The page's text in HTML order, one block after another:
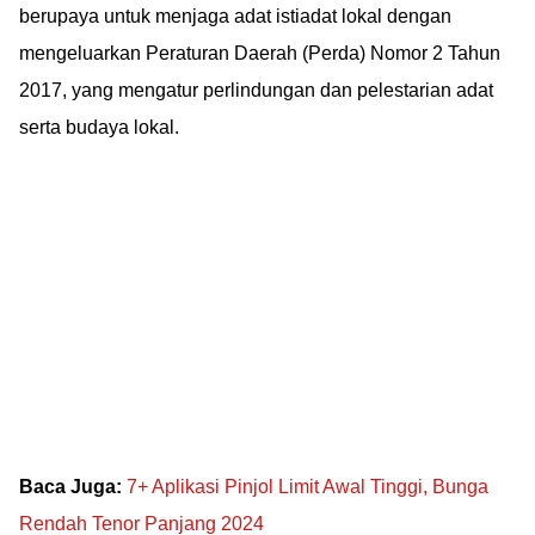
berupaya untuk menjaga adat istiadat lokal dengan
mengeluarkan Peraturan Daerah (Perda) Nomor 2 Tahun
2017, yang mengatur perlindungan dan pelestarian adat
serta budaya lokal.
Baca Juga: 7+ Aplikasi Pinjol Limit Awal Tinggi, Bunga
Rendah Tenor Panjang 2024